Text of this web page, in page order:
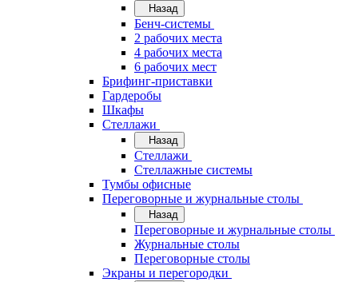
Назад
Бенч-системы
2 рабочих места
4 рабочих места
6 рабочих мест
Брифинг-приставки
Гардеробы
Шкафы
Стеллажи
Назад
Стеллажи
Стеллажные системы
Тумбы офисные
Переговорные и журнальные столы
Назад
Переговорные и журнальные столы
Журнальные столы
Переговорные столы
Экраны и перегородки